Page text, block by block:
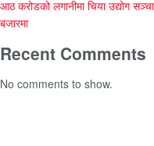
आठ करोडको लगानीमा चिया उद्योग
बजारमा
Recent Comments
No comments to show.